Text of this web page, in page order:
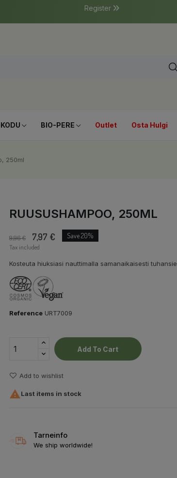
Register
BIO-PERE Outlet Osta Hulgi
250ml
RUUSUSHAMPOO, 250ML
9,96 € 7,97 € Save 20%
Tax included
Kosteuta hiuksiasi nauttimalla samanaikaisesti
Reference URT7009
Add To Cart
Add to wishlist
Last items in stock
Tarneinfo
We ship worldwide!